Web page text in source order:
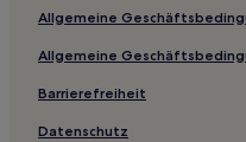
Hotels mit Parkplatz in
Hotels mit inbegriffenem
Hotels mit Küchenzeile in
Hotels mit Pool in Bayern
Allgemeine
Allgemeine
Barrierefreiheit
Datenschutz